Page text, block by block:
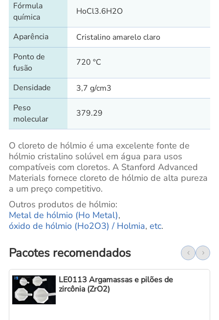
Fórmula
química
HoCl3.6H2O
Aparência
Cristalino amarelo claro
Ponto de
fusão
720 °C
Densidade
3,7 g/cm3
Peso
molecular
379.29
O cloreto de hólmio é uma excelente fonte de
hólmio cristalino solúvel em água para usos
compatíveis com cloretos. A Stanford Advanced
Materials fornece cloreto de hólmio de alta pureza
a um preço competitivo.
Outros produtos de hólmio:
Metal de hólmio (Ho Metal),
óxido de hólmio (Ho2O3) / Holmia, etc.
Pacotes recomendados
LE0113 Argamassas e pilões de
zircônia (ZrO2)